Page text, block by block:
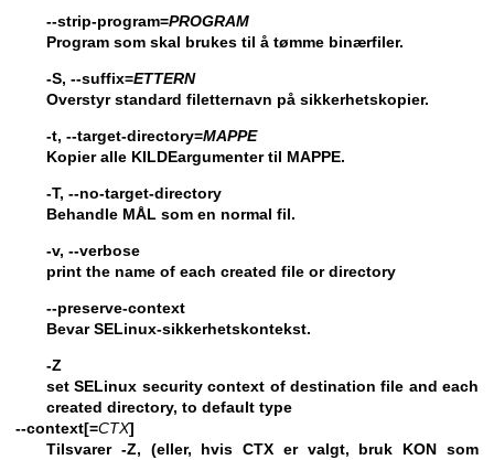
--strip-program=PROGRAM
Program som skal brukes til å tømme binærfiler.
-S, --suffix=ETTERN
Overstyr standard filetternavn på sikkerhetskopier.
-t, --target-directory=MAPPE
Kopier alle KILDEargumenter til MAPPE.
-T, --no-target-directory
Behandle MÅL som en normal fil.
-v, --verbose
print the name of each created file or directory
--preserve-context
Bevar SELinux-sikkerhetskontekst.
-Z
set SELinux security context of destination file and each
created directory, to default type
--context[=CTX]
Tilsvarer -Z, (eller, hvis CTX er valgt, bruk KON som